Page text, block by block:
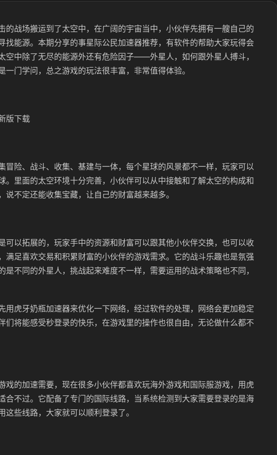
的战场搬运到了太空中，在广阔的宇宙当中，小伙伴先拥有一艘自己的
找能源。本期分享的事星际公民加速器推荐，有软件的帮助大家玩得会
空中除了无尽的能源外还有危险因子——外星人，如何跟外星人搏斗，
一门学问，总之游戏的玩法很丰富，非常值得体验。
版下载
冒险、战斗、收集、基建与一体，每个星球的风景都不一样，玩家可以
。里面的太空环境十分完善，小伙伴可以从中接触和了解太空的构成和
说不定还能收集宝藏，让自己的财富越来越多。
可以拓展的，玩家手中的资源和财富可以跟其他小伙伴交换，也可以收
满足喜欢交易和积累财富的小伙伴的游戏需求。它的战斗乐趣也是氛强
是不同的外星人，挑战起来难度不一样，需要运用的战术策略也不同，
用虎牙奶瓶加速器来优化一下网络，经过软件的处理，网络会更加稳定
们将能感受秒登录的快乐，在游戏里的操作也很自由，无论做什么都不
戏的加速需要，现在很多小伙伴都喜欢玩海外游戏和国际服游戏，用虎
合不过。它配备了专门的国际线路，当系统检测到大家需要登录的是海
这些线路，大家就可以顺利登录了。